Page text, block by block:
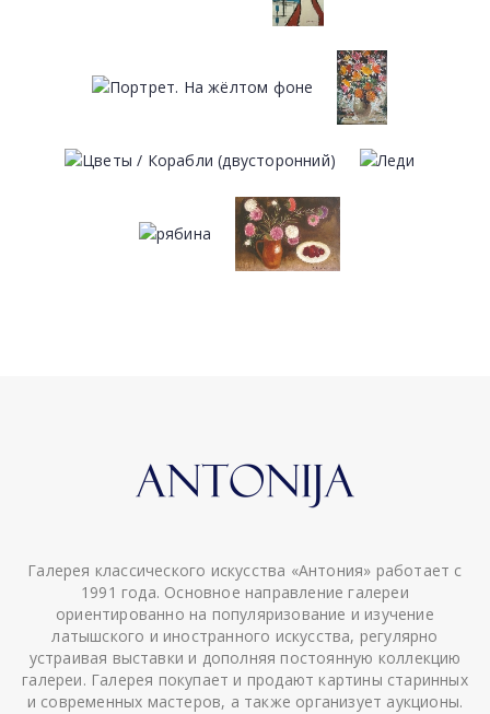
Галерея классического искусства «Антония» работает с
1991 года. Основное направление галереи
ориентированно на популяризование и изучение
латышского и иностранного искусства, регулярно
устраивая выставки и дополняя постоянную коллекцию
галереи. Галерея покупает и продают картины старинных
и современных мастеров, а также организует аукционы.